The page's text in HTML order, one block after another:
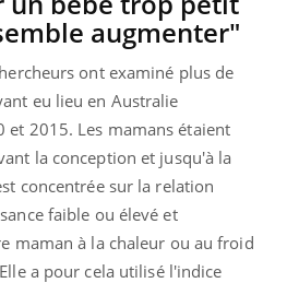
augmenter"
ont examiné plus de
eu lieu en Australie
et 2015. Les mamans étaient
la conception et jusqu'à la
concentrée sur la relation
faible ou élevé et
maman à la chaleur ou au froid
Elle a pour cela utilisé l'indice